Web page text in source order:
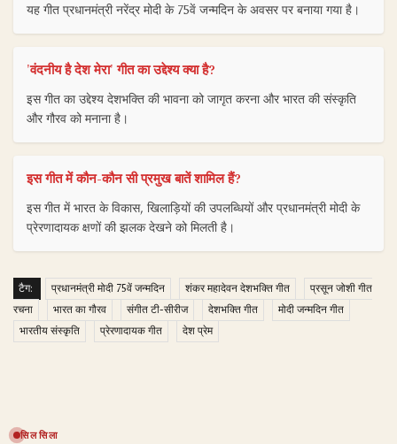
यह गीत प्रधानमंत्री नरेंद्र मोदी के 75वें जन्मदिन के अवसर पर बनाया गया है।
'वंदनीय है देश मेरा' गीत का उद्देश्य क्या है?
इस गीत का उद्देश्य देशभक्ति की भावना को जागृत करना और भारत की संस्कृति
और गौरव को मनाना है।
इस गीत में कौन-कौन सी प्रमुख बातें शामिल हैं?
इस गीत में भारत के विकास, खिलाड़ियों की उपलब्धियों और प्रधानमंत्री मोदी के
प्रेरणादायक क्षणों की झलक देखने को मिलती है।
टैग: प्रधानमंत्री मोदी 75वें जन्मदिन शंकर महादेवन देशभक्ति गीत
प्रसून जोशी गीत
रचना
भारत का गौरव संगीत टी-सीरीज देशभक्ति गीत
मोदी जन्मदिन गीत
भारतीय संस्कृति
प्रेरणादायक गीत देश प्रेम
सिलसिला